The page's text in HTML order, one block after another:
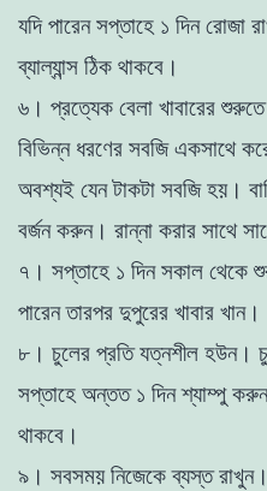
যদি পারেন সপ্তাহে ১ দিন রোজা
ব্যাল্যান্স ঠিক থাকবে।
৬। প্রত্যেক বেলা খাবারের
বিভিন্ন ধরণের সবজি একসাথে
অবশ্যই যেন টাকটা সবজি হয়।
বর্জন করুন। রান্না করার সাথে
৭। সপ্তাহে ১ দিন সকাল থেকে
পারেন তারপর দুপুরের খাবার খান।
৮। চুলের প্রতি যত্নশীল হউন।
সপ্তাহে অন্তত ১ দিন শ্যাম্পু
থাকবে।
৯। সবসময় নিজেকে ব্যস্ত